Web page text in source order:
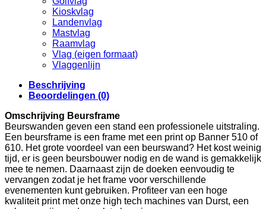
Kioskvlag
Landenvlag
Mastvlag
Raamvlag
Vlag (eigen formaat)
Vlaggenlijn
Beschrijving
Beoordelingen (0)
Omschrijving Beursframe
Beurswanden geven een stand een professionele uitstraling.
Een beursframe is een frame met een print op Banner 510 of
610. Het grote voordeel van een beurswand? Het kost weinig
tijd, er is geen beursbouwer nodig en de wand is gemakkelijk
mee te nemen. Daarnaast zijn de doeken eenvoudig te
vervangen zodat je het frame voor verschillende
evenementen kunt gebruiken. Profiteer van een hoge
kwaliteit print met onze high tech machines van Durst, een